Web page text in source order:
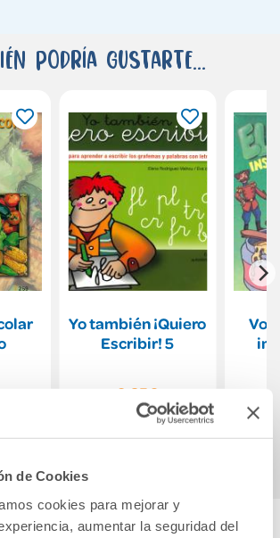
de Cookies
cookies para mejorar y
aumentar la seguridad del
podría gustarte...
Yo también ¡Quiero
Escribir! 5
9,25€
Comprar